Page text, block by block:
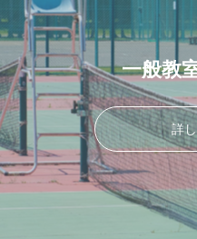
一般教
詳